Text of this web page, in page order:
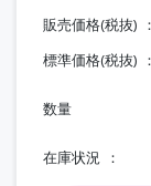
販売価格(税抜)
標準価格(税抜)
数量
在庫状況